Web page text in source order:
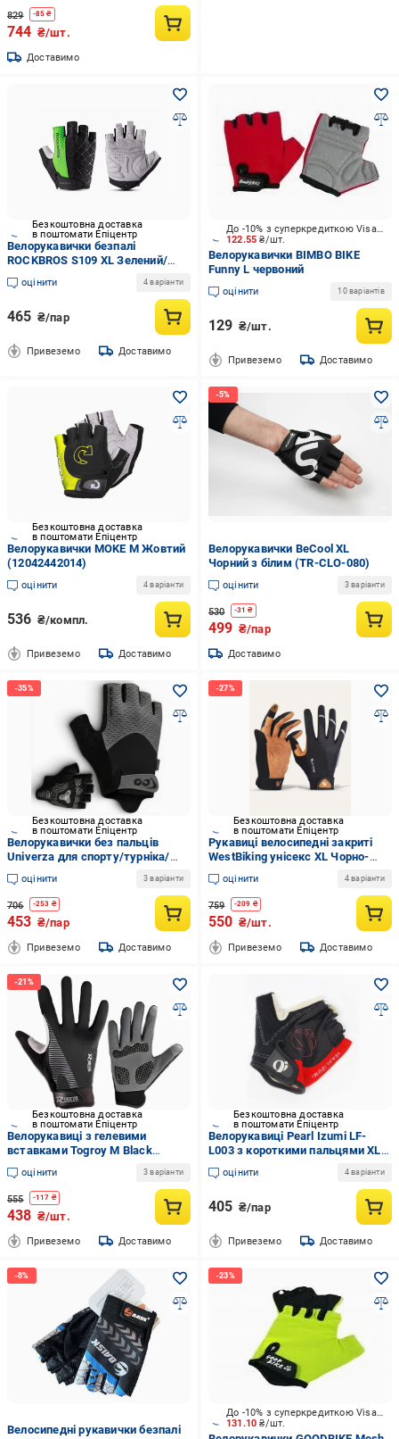
829 -85 ₴
744 ₴/шт.
Доставимо
Безкоштовна доставка
в поштомати Епіцентр
Велорукавички безпалі
ROCKBROS S109 XL Зелений/
Чорний (2390)
оцінити 4 варіанти
465 ₴/пар
Привеземо Доставимо
122.55₴/шт.
До -10% з суперкредиткою Visa Вигода
Велорукавички BIMBO BIKE
Funny L червоний
оцінити 10 варіантів
129 ₴/шт.
Привеземо Доставимо
Безкоштовна доставка
в поштомати Епіцентр
Велорукавички MOKE M Жовтий
(12042442014)
оцінити 4 варіанти
536 ₴/компл.
Привеземо Доставимо
Велорукавички BeCool XL
Чорний з білим (TR-CLO-080)
оцінити 3 варіанти
530 -31 ₴
499 ₴/пар
Доставимо
Безкоштовна доставка
в поштомати Епіцентр
Велорукавички без пальців
Univerza для спорту/турніка/
велосипеда Сірий
оцінити 3 варіанти
706 -253 ₴
453 ₴/пар
Привеземо Доставимо
Безкоштовна доставка
в поштомати Епіцентр
Рукавиці велосипедні закриті
WestBiking унісекс XL Чорно-
коричневий (73579)
оцінити 4 варіанти
759 -209 ₴
550 ₴/шт.
Привеземо Доставимо
Безкоштовна доставка
в поштомати Епіцентр
Велорукавиці з гелевими
вставками Togroy M Black
(HP050548)
оцінити 3 варіанти
555 -117 ₴
438 ₴/шт.
Привеземо Доставимо
Безкоштовна доставка
в поштомати Епіцентр
Велорукавиці Pearl Izumi LF-
L003 з короткими пальцями ХL
Black/Red (G0001133)
оцінити 4 варіанти
405 ₴/пар
Привеземо Доставимо
Велосипедні рукавички безпалі
131.10₴/шт.
До -10% з суперкредиткою Visa Вигода